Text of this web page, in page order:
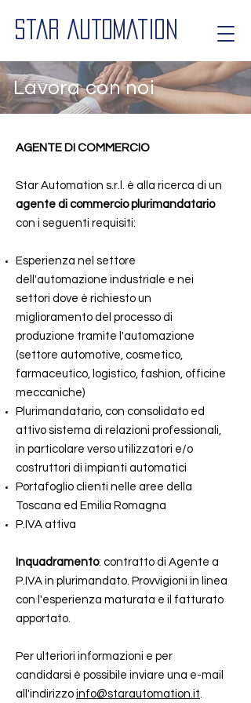
Star Automation
Lavora con noi
AGENTE DI COMMERCIO
Star Automation s.r.l. è alla ricerca di un
agente di commercio plurimandatario
con i seguenti requisiti:
Esperienza nel settore
dell'automazione industriale e nei
settori dove è richiesto un
miglioramento del processo di
produzione tramite l'automazione
(settore automotive, cosmetico,
farmaceutico, logistico, fashion, officine
meccaniche)
Plurimandatario, con consolidato ed
attivo sistema di relazioni professionali,
in particolare verso utilizzatori e/o
costruttori di impianti automatici
Portafoglio clienti nelle aree della
Toscana ed Emilia Romagna
P.IVA attiva
Inquadramento: contratto di Agente a
P.IVA in plurimandato. Provvigioni in linea
con l'esperienza maturata e il fatturato
apportato.
Per ulteriori informazioni e per
candidarsi è possibile inviare una e-mail
all'indirizzo info@starautomation.it.